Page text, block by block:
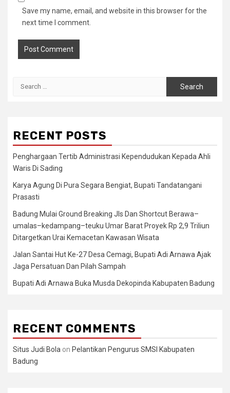
Save my name, email, and website in this browser for the
next time I comment.
RECENT POSTS
Penghargaan Tertib Administrasi Kependudukan Kepada Ahli
Waris Di Sading
Karya Agung Di Pura Segara Bengiat, Bupati Tandatangani
Prasasti
Badung Mulai Ground Breaking Jls Dan Shortcut Berawa–
umalas–kedampang–teuku Umar Barat Proyek Rp 2,9 Triliun
Ditargetkan Urai Kemacetan Kawasan Wisata
Jalan Santai Hut Ke-27 Desa Cemagi, Bupati Adi Arnawa Ajak
Jaga Persatuan Dan Pilah Sampah
Bupati Adi Arnawa Buka Musda Dekopinda Kabupaten Badung
RECENT COMMENTS
Situs Judi Bola on Pelantikan Pengurus SMSI Kabupaten
Badung